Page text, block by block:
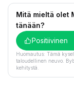
Mitä mieltä olet
tänään?
Positiivinen
Huomautus: Tämä
taloudellinen neuvo.
kehitystä.